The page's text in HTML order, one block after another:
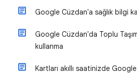
Google Cüzdan'a sağlık bilgi
Google Cüzdan'da Toplu
kullanma
Kartları akıllı saatinizde